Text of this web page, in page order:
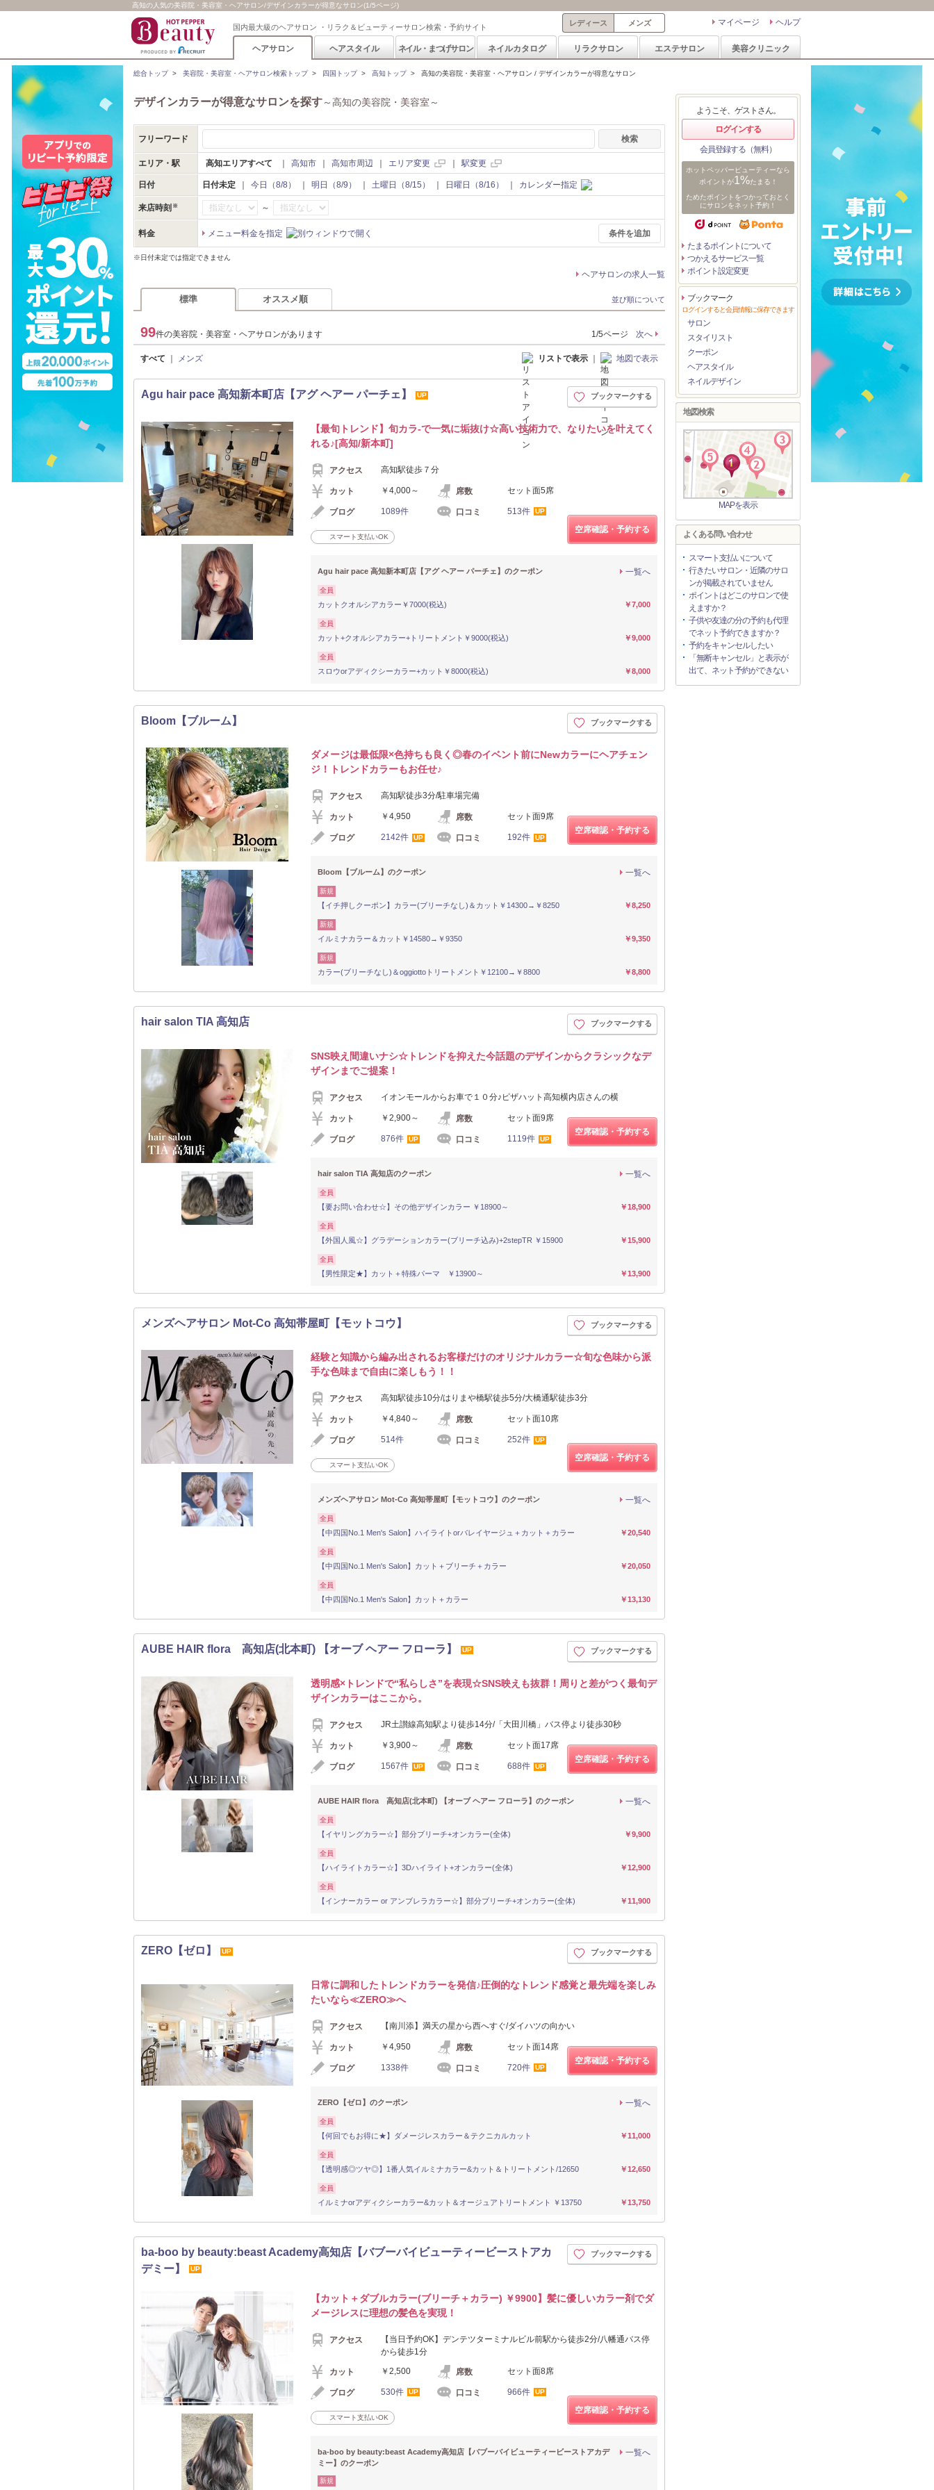
高知の人気の美容院・美容室・ヘアサロン/デザインカラーが得意なサロン(1/5ページ)
国内最大級のヘアサロン ・リラク＆ビューティーサロン検索・予約サイト ヘルプ
マイページ
レディース メンズ
ヘアサロン ヘアスタイル ネイル・まつげサロン ネイルカタログ リラクサロン エステサロン 美容クリニック
総合トップ> 美容院・美容室・ヘアサロン検索トップ> 四国トップ> 高知トップ> 高知の美容院・美容室・ヘアサロン / デザインカラーが得意なサロン
デザインカラーが得意なサロンを探す～高知の美容院・美容室～
フリーワード
エリア・駅 高知エリアすべて 高知市 高知市周辺 エリア変更 駅変更
日付 日付未定 今日（8/8） 明日（8/9） 土曜日（8/15） 日曜日（8/16） カレンダー指定
来店時刻 ～
料金 メニュー料金を指定 条件を追加
※日付未定では指定できません
ヘアサロンの求人一覧
標準 オススメ順 並び順について
99件の美容院・美容室・ヘアサロンがあります 1/5ページ 次へ
すべて メンズ リストで表示 地図で表示
Agu hair pace 高知新本町店【アグ ヘアー パーチェ】 UP ブックマークする
【最旬トレンド】旬カラ-で一気に垢抜け☆高い技術力で、なりたいを叶えてく
れる♪[高知/新本町]
アクセス 高知駅徒歩７分
カット ￥4,000～ 席数 セット面5席
ブログ 1089件 口コミ 513件 UP
スマート支払いOK
空席確認・予約する
Agu hair pace 高知新本町店【アグ ヘアー パーチェ】のクーポン 一覧へ
全員
カットクオルシアカラー￥7000(税込) ￥7,000
全員
カット+クオルシアカラー+トリートメント￥9000(税込) ￥9,000
全員
スロウorアディクシーカラー+カット￥8000(税込) ￥8,000
Bloom【ブルーム】 ブックマークする
ダメージは最低限×色持ちも良く◎春のイベント前にNewカラーにヘアチェン
ジ！トレンドカラーもお任せ♪
アクセス 高知駅徒歩3分/駐車場完備
カット ￥4,950 席数 セット面9席
ブログ 2142件 UP 口コミ 192件 UP
空席確認・予約する
Bloom【ブルーム】のクーポン 一覧へ
新規
【イチ押しクーポン】カラー(ブリーチなし)＆カット￥14300→￥8250 ￥8,250
新規
イルミナカラー＆カット￥14580→￥9350 ￥9,350
新規
カラー(ブリーチなし)＆oggiottoトリートメント￥12100→￥8800 ￥8,800
hair salon TIA 高知店 ブックマークする
SNS映え間違いナシ☆トレンドを抑えた今話題のデザインからクラシックなデ
ザインまでご提案！
アクセス イオンモールからお車で１０分♪ピザハット高知横内店さんの横
カット ￥2,900～ 席数 セット面9席
ブログ 876件 UP 口コミ 1119件 UP
空席確認・予約する
hair salon TIA 高知店のクーポン 一覧へ
全員
【要お問い合わせ☆】その他デザインカラー ￥18900～ ￥18,900
全員
【外国人風☆】グラデーションカラー(ブリーチ込み)+2stepTR ￥15900 ￥15,900
全員
【男性限定★】カット＋特殊パーマ ￥13900～ ￥13,900
メンズヘアサロン Mot-Co 高知帯屋町【モットコウ】 ブックマークする
経験と知識から編み出されるお客様だけのオリジナルカラー☆旬な色味から派
手な色味まで自由に楽しもう！！
アクセス 高知駅徒歩10分/はりまや橋駅徒歩5分/大橋通駅徒歩3分
カット ￥4,840～ 席数 セット面10席
ブログ 514件 口コミ 252件 UP
スマート支払いOK
空席確認・予約する
メンズヘアサロン Mot-Co 高知帯屋町【モットコウ】のクーポン 一覧へ
全員
【中四国No.1 Men's Salon】ハイライトorバレイヤージュ＋カット＋カラー ￥20,540
全員
【中四国No.1 Men's Salon】カット＋ブリーチ＋カラー ￥20,050
全員
【中四国No.1 Men's Salon】カット＋カラー ￥13,130
AUBE HAIR flora 高知店(北本町) 【オーブ ヘアー フローラ】 UP ブックマークする
透明感×トレンドで“私らしさ”を表現☆SNS映えも抜群！周りと差がつく最旬デ
ザインカラーはここから。
アクセス JR土讃線高知駅より徒歩14分/「大田川橋」バス停より徒歩30秒
カット ￥3,900～ 席数 セット面17席
ブログ 1567件 UP 口コミ 688件 UP
空席確認・予約する
AUBE HAIR flora 高知店(北本町) 【オーブ ヘアー フローラ】のクーポン 一覧へ
全員
【イヤリングカラー☆】部分ブリーチ+オンカラー(全体) ￥9,900
全員
【ハイライトカラー☆】3Dハイライト+オンカラー(全体) ￥12,900
全員
【インナーカラー or アンブレラカラー☆】部分ブリーチ+オンカラー(全体) ￥11,900
ZERO【ゼロ】 UP ブックマークする
日常に調和したトレンドカラーを発信♪圧倒的なトレンド感覚と最先端を楽しみ
たいなら≪ZERO≫へ
アクセス 【南川添】満天の星から西へすぐ/ダイハツの向かい
カット ￥4,950 席数 セット面14席
ブログ 1338件 口コミ 720件 UP
空席確認・予約する
ZERO【ゼロ】のクーポン 一覧へ
全員
【何回でもお得に★】ダメージレスカラー＆テクニカルカット ￥11,000
全員
【透明感◎ツヤ◎】1番人気イルミナカラー&カット＆トリートメント/12650 ￥12,650
全員
イルミナorアディクシーカラー&カット＆オージュアトリートメント ￥13750 ￥13,750
ba-boo by beauty:beast Academy高知店【バブーバイビューティービーストアカ
デミー】
UP
ブックマークする
【カット＋ダブルカラー(ブリーチ＋カラー) ￥9900】髪に優しいカラー剤でダ
メージレスに理想の髪色を実現！
アクセス
【当日予約OK】デンテツターミナルビル前駅から徒歩2分/八幡通バス停
から徒歩1分
カット ￥2,500 席数 セット面8席
ブログ 530件 UP 口コミ 966件 UP
スマート支払いOK
空席確認・予約する
ba-boo by beauty:beast Academy高知店【バブーバイビューティービーストアカデ
ミー】のクーポン
一覧へ
新規
ようこそ、ゲストさん。
ログインする
会員登録する（無料）
ホットペッパービューティーなら
ポイントが1%たまる！
ためたポイントをつかっておとく
にサロンをネット予約！
たまるポイントについて
つかえるサービス一覧
ポイント設定変更
ブックマーク
ログインすると会員情報に保存できます
サロン
スタイリスト
クーポン
ヘアスタイル
ネイルデザイン
地図検索
MAPを表示
よくある問い合わせ
スマート支払いについて
行きたいサロン・近隣のサロ
ンが掲載されていません
ポイントはどこのサロンで使
えますか？
子供や友達の分の予約も代理
でネット予約できますか？
予約をキャンセルしたい
「無断キャンセル」と表示が
出て、ネット予約ができない